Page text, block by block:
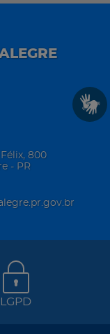
800
- PR
LGPD